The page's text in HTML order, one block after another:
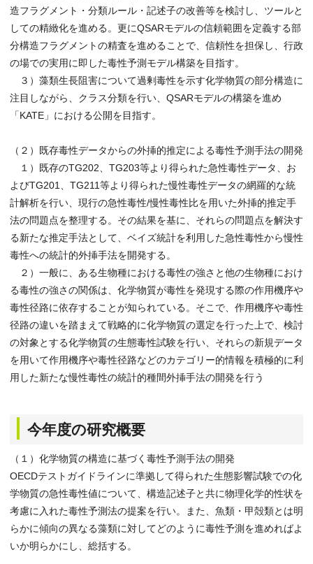
造フラグメント・分類ルール・記述子の改善等を検討し、ツールと
しての精緻化を進める。更にQSARモデルの信頼範囲を定義する部
分構造フラグメントの精査を進めることで、信頼性を担保し、行政
の場での実用に即した毒性予測モデル構築を目指す。
３）藻類生長阻害について過剰毒性を示す化学物質の部分構造に
注目しながら、クラス分類を行い、QSARモデルの構築を進め
「KATE」における公開を目指す。
（２）既存毒性データからの外挿的推定による毒性予測手法の開発
１）既存のTG202、TG203等より得られた急性毒性データ、お
よびTG201、TG211等より得られた慢性毒性データの網羅的な統
計解析を行い、現行の急性毒性/慢性毒性比を用いた外挿的推定手
法の問題点を整理する。その結果を基に、それらの問題点を解決す
る新たな推定手法として、ベイズ統計を利用した急性毒性から慢性
毒性への統計的外挿手法を開発する。
２）一般に、ある生物種における毒性の強さと他の生物種におけ
る毒性の強さの関係は、化学物質が毒性を発現する際の作用機序や
毒性径路に依存することが知られている。そこで、作用機序や毒性
径路の違いを踏まえて戦略的に化学物質の選定を行った上で、検討
の対象とする化学物質の生態毒性試験を行い、それらの新規データ
を用いて作用機序や毒性径路などのカテゴリー的情報を積極的に利
用した新たな慢性毒性の統計的種間外挿手法の開発を行う
今年度の研究概要
（１）化学物質の構造に基づく毒性予測手法の開発
OECDテストガイドラインに準拠して得られた生態影響試験での化
学物質の急性毒性値について、構造記述子と共に物理化学的性状を
考慮に入れた毒性予測法の提案を行い。また、魚類・甲殻類とは明
らかに傾向の異なる藻類に対してどのように毒性予測を進めればよ
いか明らかにし、総括する。